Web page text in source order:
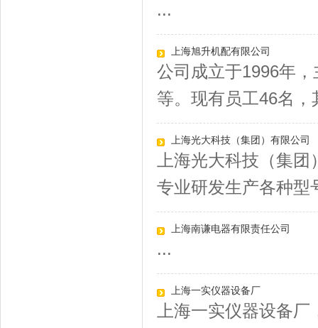
...
上海旭升机配有限公司
公司成立于1996年
等。现有员工46名，
上海光大科技（集团）有限公司
上海光大科技（集
专业研发生产各种型
上海南谦电器有限责任公司
...
上海一实仪器设备厂
上海一实仪器设备